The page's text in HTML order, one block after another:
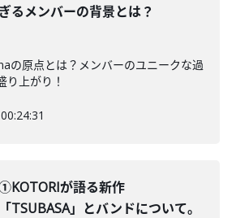
ぎるメンバーの背景とは？
の原点とは？メンバーのユニークな過
り上がり！
00:24:31
が語る新作
「TSUBASA」とバンドについて。